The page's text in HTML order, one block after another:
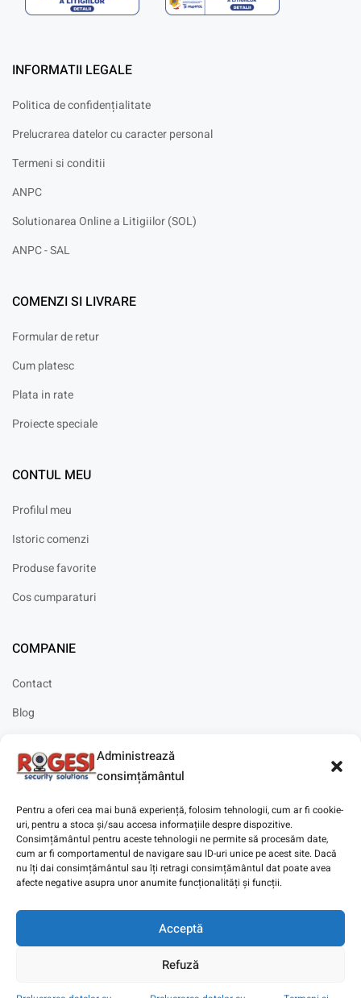
Administrează
consimțământul
Pentru a oferi cea mai bună experiență, folosim tehnologii, cum ar fi cookie-
uri, pentru a stoca și/sau accesa informațiile despre dispozitive.
Consimțământul pentru aceste tehnologii ne permite să procesăm date,
cum ar fi comportamentul de navigare sau ID-uri unice pe acest site. Dacă
nu îți dai consimțământul sau îți retragi consimțământul dat poate avea
afecte negative asupra unor anumite funcționalități și funcții.
Acceptă
Refuză
INFORMATII LEGALE
Politica de confidențialitate
Prelucrarea datelor cu caracter personal
Termeni si conditii
ANPC
Solutionarea Online a Litigiilor (SOL)
ANPC - SAL
COMENZI SI LIVRARE
Formular de retur
Cum platesc
Plata in rate
Proiecte speciale
CONTUL MEU
Profilul meu
Istoric comenzi
Produse favorite
Cos cumparaturi
COMPANIE
Contact
Blog
Solicitare instalare
Copyright © 2025Digitaz.